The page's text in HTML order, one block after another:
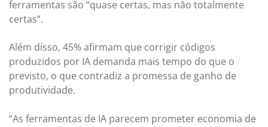
ferramentas são “quase certas, mas não totalmente
certas”.
Além disso, 45% afirmam que corrigir códigos
produzidos por IA demanda mais tempo do que o
previsto, o que contradiz a promessa de ganho de
produtividade.
“As ferramentas de IA parecem prometer economia de